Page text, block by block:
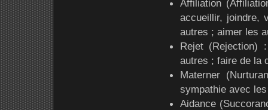
Affiliation
accueillir, joindre,
autres ; aimer les
Rejet (Rejection)
autres ; faire de la
Materner
sympathie avec
Aidance